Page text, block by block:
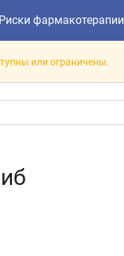
Риски фармакотерапии
или ограничены.